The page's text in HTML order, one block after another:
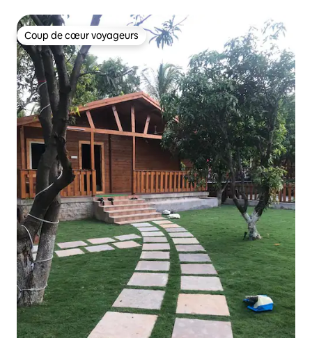
Coup de cœur voyageurs
Coup de cœur voyageurs